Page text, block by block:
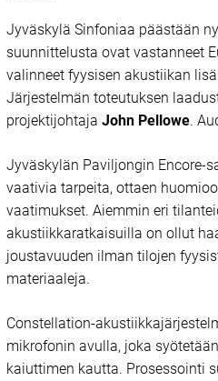
Jyväskylä Sinfoniaa päästään
suunnittelusta ovat vastanneet
valinneet fyysisen akustiikan
Järjestelmän toteutuksen
projektijohtaja John Pellowe.
Jyväskylän Paviljongin Encore-
vaativia tarpeita, ottaen
vaatimukset. Aiemmin eri
akustiikkaratkaisuilla on ollut
joustavuuden ilman tilojen
materiaaleja.
Constellation-
mikrofonin avulla, joka
kaiuttimen kautta. Prosessointi